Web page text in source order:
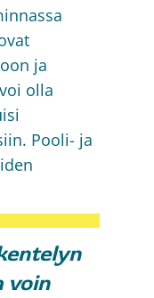
ja
olla
Pooli- ja
voin